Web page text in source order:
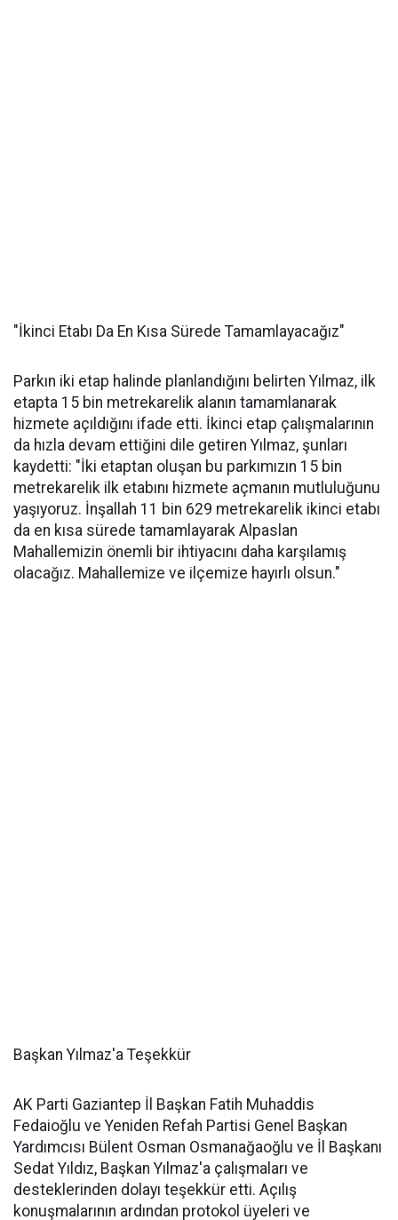
"İkinci Etabı Da En Kısa Sürede Tamamlayacağız"
Parkın iki etap halinde planlandığını belirten Yılmaz, ilk
etapta 15 bin metrekarelik alanın tamamlanarak
hizmete açıldığını ifade etti. İkinci etap çalışmalarının
da hızla devam ettiğini dile getiren Yılmaz, şunları
kaydetti: "İki etaptan oluşan bu parkımızın 15 bin
metrekarelik ilk etabını hizmete açmanın mutluluğunu
yaşıyoruz. İnşallah 11 bin 629 metrekarelik ikinci etabı
da en kısa sürede tamamlayarak Alpaslan
Mahallemizin önemli bir ihtiyacını daha karşılamış
olacağız. Mahallemize ve ilçemize hayırlı olsun."
Başkan Yılmaz'a Teşekkür
AK Parti Gaziantep İl Başkan Fatih Muhaddis
Fedaioğlu ve Yeniden Refah Partisi Genel Başkan
Yardımcısı Bülent Osman Osmanağaoğlu ve İl Başkanı
Sedat Yıldız, Başkan Yılmaz'a çalışmaları ve
desteklerinden dolayı teşekkür etti. Açılış
konuşmalarının ardından protokol üyeleri ve